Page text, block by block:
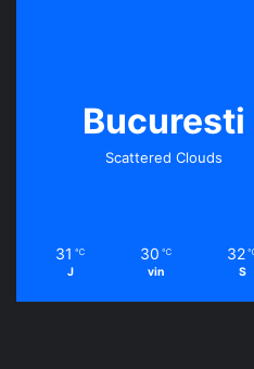
Bucuresti
Scattered Clouds
31 ℃
J
30 ℃
vin
32
S